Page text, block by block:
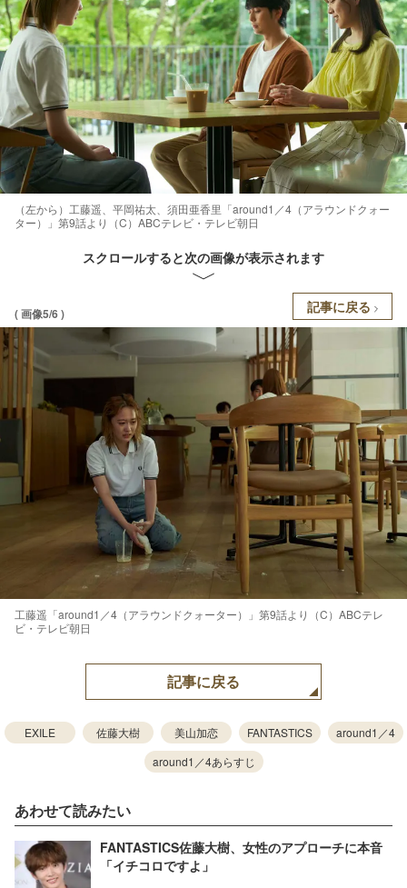
（左から）工藤遥、平岡祐太、須田亜香里「around1／4（アラウンドクォー
ター）」第9話より（C）ABCテレビ・テレビ朝日
スクロールすると次の画像が表示されます
( 画像5/6 ) 記事に戻る
工藤遥「around1／4（アラウンドクォーター）」第9話より（C）ABCテレ
ビ・テレビ朝日
記事に戻る
EXILE 佐藤大樹 美山加恋 FANTASTICS
around1／4
around1／4あらすじ
あわせて読みたい
FANTASTICS佐藤大樹、女性のアプローチに本音
「イチコロですよ」